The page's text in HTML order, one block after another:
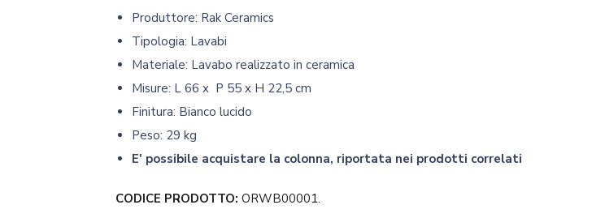
Produttore: Rak Ceramics
Tipologia: Lavabi
Materiale: Lavabo realizzato in ceramica
Misure: L 66 x P 55 x H 22,5 cm
Finitura: Bianco lucido
Peso: 29 kg
E' possibile acquistare la colonna, riportata nei prodotti correlati
CODICE PRODOTTO: ORWB00001.